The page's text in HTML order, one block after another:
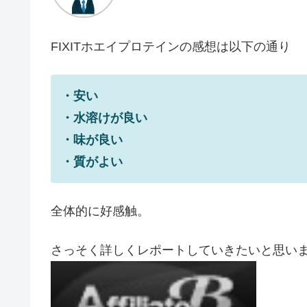
FIXITホエイプロテインの感想は以下の通り
・安い
・水溶けが良い
・味が良い
・質がよい
全体的に好感触。
さっそく詳しくレポートしていきたいと思い